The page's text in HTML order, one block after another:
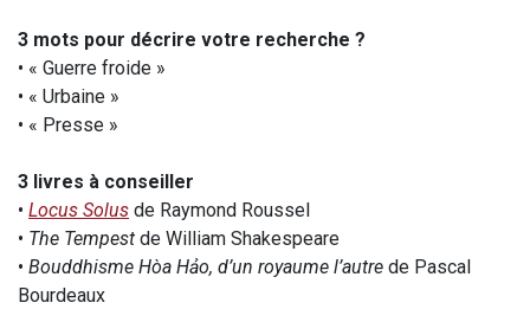
3 mots pour décrire votre recherche ?
• « Guerre froide »
• « Urbaine »
• « Presse »
3 livres à conseiller
• Locus Solus de Raymond Roussel
• The Tempest de William Shakespeare
• Bouddhisme Hòa Hảo, d’un royaume l’autre de Pascal
Bourdeaux